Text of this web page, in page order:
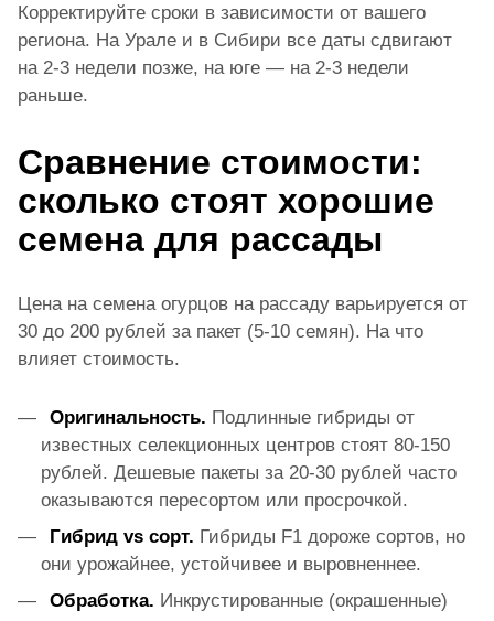
Корректируйте сроки в зависимости от вашего
региона. На Урале и в Сибири все даты сдвигают
на 2-3 недели позже, на юге — на 2-3 недели
раньше.
Сравнение стоимости:
сколько стоят хорошие
семена для рассады
Цена на семена огурцов на рассаду варьируется от
30 до 200 рублей за пакет (5-10 семян). На что
влияет стоимость.
Оригинальность. Подлинные гибриды от
известных селекционных центров стоят 80-150
рублей. Дешевые пакеты за 20-30 рублей часто
оказываются пересортом или просрочкой.
Гибрид vs сорт. Гибриды F1 дороже сортов, но
они урожайнее, устойчивее и выровненнее.
Обработка. Инкрустированные (окрашенные)